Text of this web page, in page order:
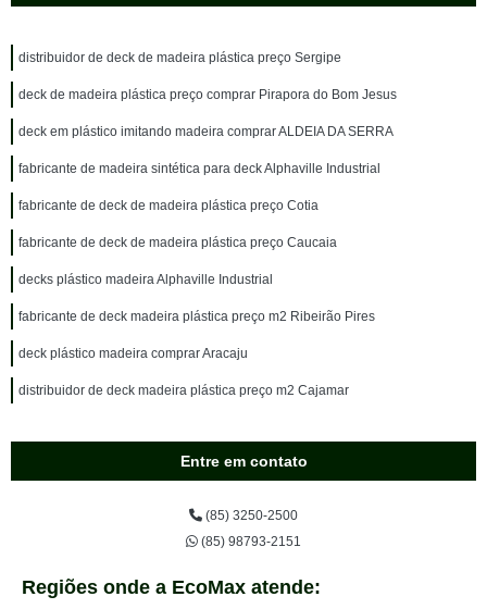
distribuidor de deck de madeira plástica preço Sergipe
deck de madeira plástica preço comprar Pirapora do Bom Jesus
deck em plástico imitando madeira comprar ALDEIA DA SERRA
fabricante de madeira sintética para deck Alphaville Industrial
fabricante de deck de madeira plástica preço Cotia
fabricante de deck de madeira plástica preço Caucaia
decks plástico madeira Alphaville Industrial
fabricante de deck madeira plástica preço m2 Ribeirão Pires
deck plástico madeira comprar Aracaju
distribuidor de deck madeira plástica preço m2 Cajamar
Entre em contato
(85) 3250-2500
(85) 98793-2151
Regiões onde a EcoMax atende: